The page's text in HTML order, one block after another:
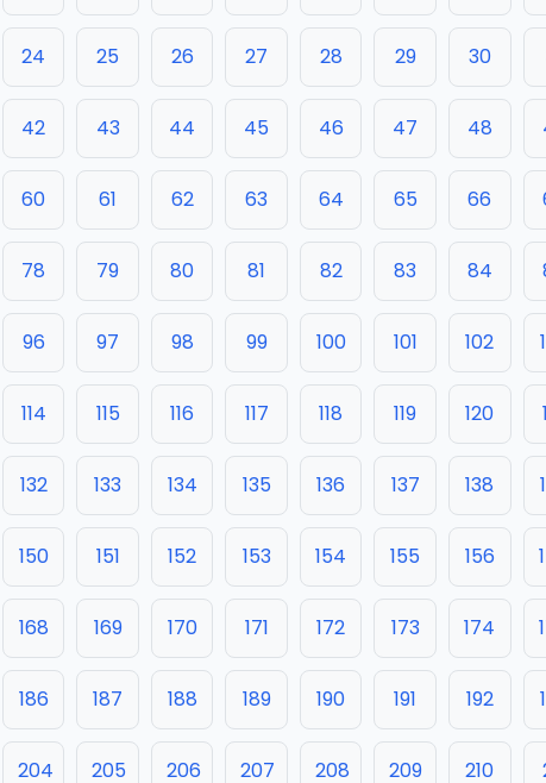
24 25 26 27 28 29 30
42 43 44 45 46 47 48
60 61 62 63 64 65 66
78 79 80 81 82 83 84
96 97 98 99 100 101 102
114 115 116 117 118 119 120
132 133 134 135 136 137 138
150 151 152 153 154 155 156
168 169 170 171 172 173 174
186 187 188 189 190 191 192
204 205 206 207 208 209 210